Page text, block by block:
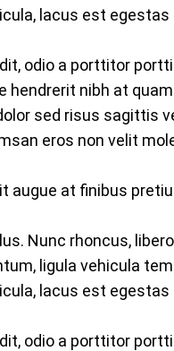
lacus est egestas
odio a porttitor
nibh at
sed risus sagittis
eros non velit
augue at finibus
Nunc rhoncus,
ligula vehicula
lacus est egestas
odio a porttitor